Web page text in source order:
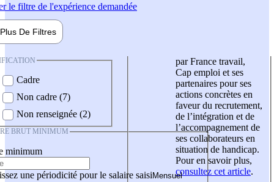
le filtre de l'expérience demandée
Plus De Filtres
Cadre
Non cadre (7)
Non renseignée (2)
BRUT MINIMUM
minimum
une périodicité pour le salaire saisi
par France travail,
Cap emploi et ses
partenaires pour ses
actions concrètes en
faveur du recrutement,
de l’intégration et de
l’accompagnement de
ses collaborateurs en
situation de handicap.
Pour en savoir plus,
consultez cet article.